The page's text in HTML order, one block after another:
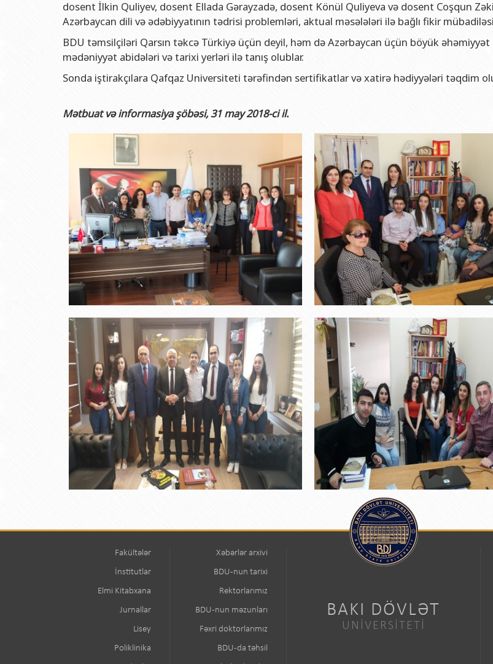
BDU-nun Nəşr EviŞərqşünasliq fakültəsi
Sosial elmlər və psixologiya fakültəsi
dosent İlkin Quliyev, dosent Ellada Gərayzadə, dosent Könül Quliyeva və dosent Coşqun
Azərbaycan dili və ədəbiyyatının tədrisi problemləri, aktual məsələləri ilə bağlı fikir mübadiləsi
BDU təmsilçiləri Qarsın təkcə Türkiyə üçün deyil, həm də Azərbaycan üçün böyük əhəmiyyət
mədəniyyət abidələri və tarixi yerləri ilə tanış olublar.
Sonda iştirakçılara Qafqaz Universiteti tərəfindən sertifikatlar və xatirə hədiyyələri təqdim
Mətbuat və informasiya şöbəsi, 31 may 2018-ci il.
Fakültələr
İnstitutlar
Elmi Kitabxana
Jurnallar
Lisey
Poliklinika
Xəbərlər arxivi
BDU-nun tarixi
Rektorlarımız
BDU-nun məzunları
Fəxri doktorlarımız
BDU-da təhsil
BAKI DÖVLƏT
UNİVERSİTETİ